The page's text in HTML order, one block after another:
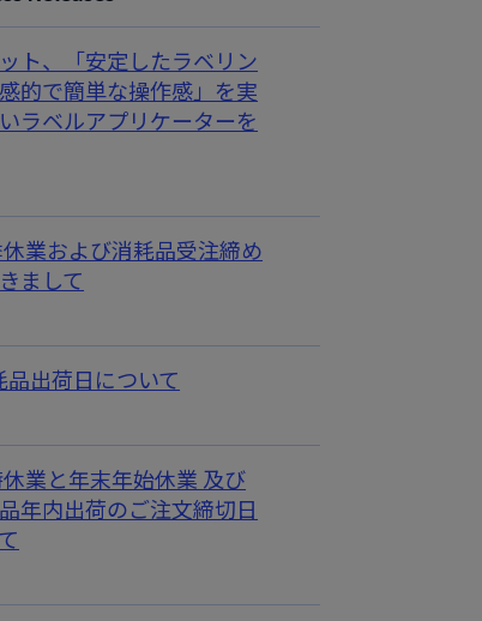
ト、「安定したラベリン
的で簡単な操作感」を実
ラベルアプリケーターを
業および消耗品受注締め
まして
品出荷日について
業と年末年始休業 及び
年内出荷のご注文締切日